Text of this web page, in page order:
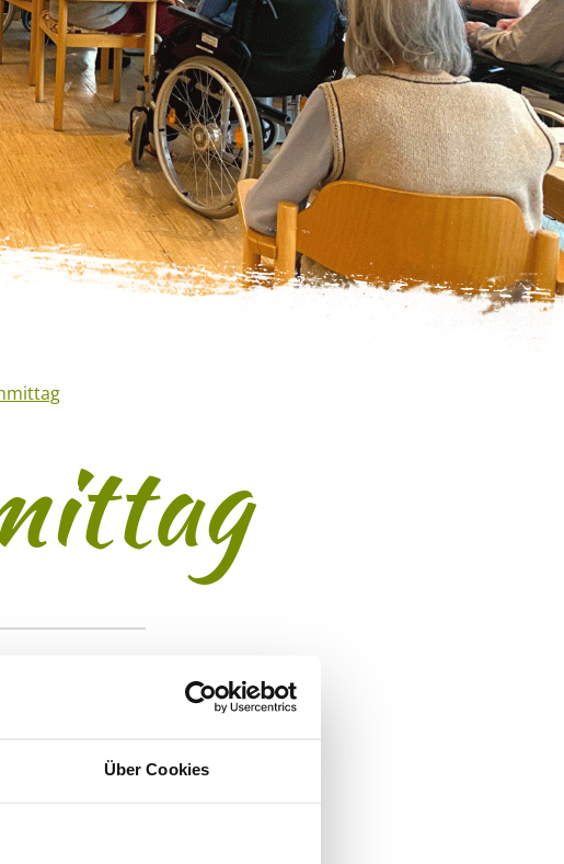
Über Cookies
hatten, sangen mit uns
sondern auch über